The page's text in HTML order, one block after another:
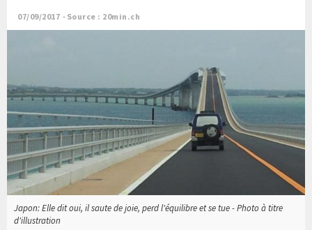
07/09/2017 Source : 20min.ch
Japon: Elle dit oui, il saute de joie, perd l'équilibre et se tue - Photo à titre
d'illustration